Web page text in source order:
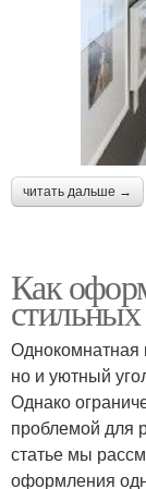
читать дальше →
Как
стильных
Однокомнатная
но и уютный
Однако
проблемой для
статье мы
оформления